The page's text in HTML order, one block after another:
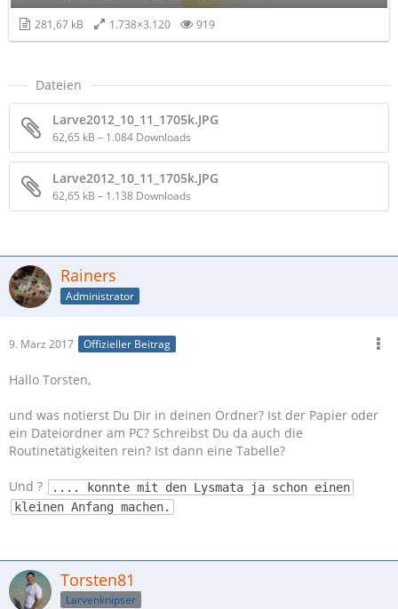
281,67 kB 1.738×3.120 919
Dateien
Larve2012_10_11_1705k.JPG
62,65 kB – 1.084 Downloads
Larve2012_10_11_1705k.JPG
62,65 kB – 1.138 Downloads
Rainers
Administrator
9. März 2017 Offizieller Beitrag
Hallo Torsten,
und was notierst Du Dir in deinen Ordner? Ist der Papier oder
ein Dateiordner am PC? Schreibst Du da auch die
Routinetätigkeiten rein? Ist dann eine Tabelle?
Und ?
.... konnte mit den Lysmata ja schon einen
kleinen Anfang machen.
Torsten81
Larvenknipser